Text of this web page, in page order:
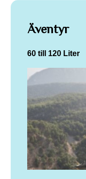
Äventyr
60 till 120 Liter